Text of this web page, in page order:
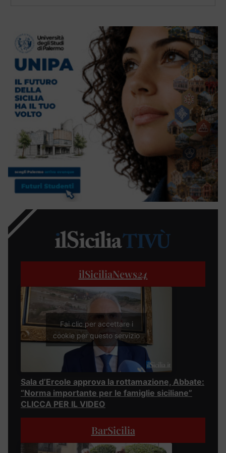
ilSiciliaNews24
Fai clic per accettare i
cookie per questo servizio
Sala d’Ercole approva la rottamazione, Abbate:
“Norma importante per le famiglie siciliane”
CLICCA PER IL VIDEO
BarSicilia